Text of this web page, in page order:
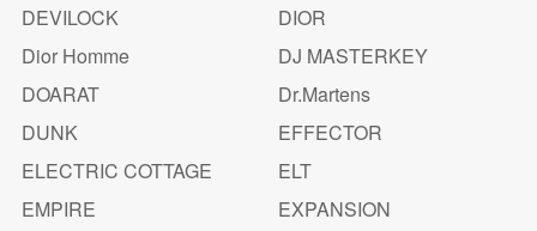
DEVILOCK
DIOR
Dior Homme
DJ MASTERKEY
DOARAT
Dr.Martens
DUNK
EFFECTOR
ELECTRIC COTTAGE
ELT
EMPIRE
EXPANSION